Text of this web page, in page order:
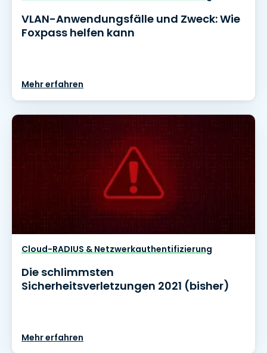
VLAN-Anwendungsfälle und Zweck: Wie
Foxpass helfen kann
Mehr erfahren
Cloud-RADIUS & Netzwerkauthentifizierung
Die schlimmsten
Sicherheitsverletzungen 2021 (bisher)
Mehr erfahren